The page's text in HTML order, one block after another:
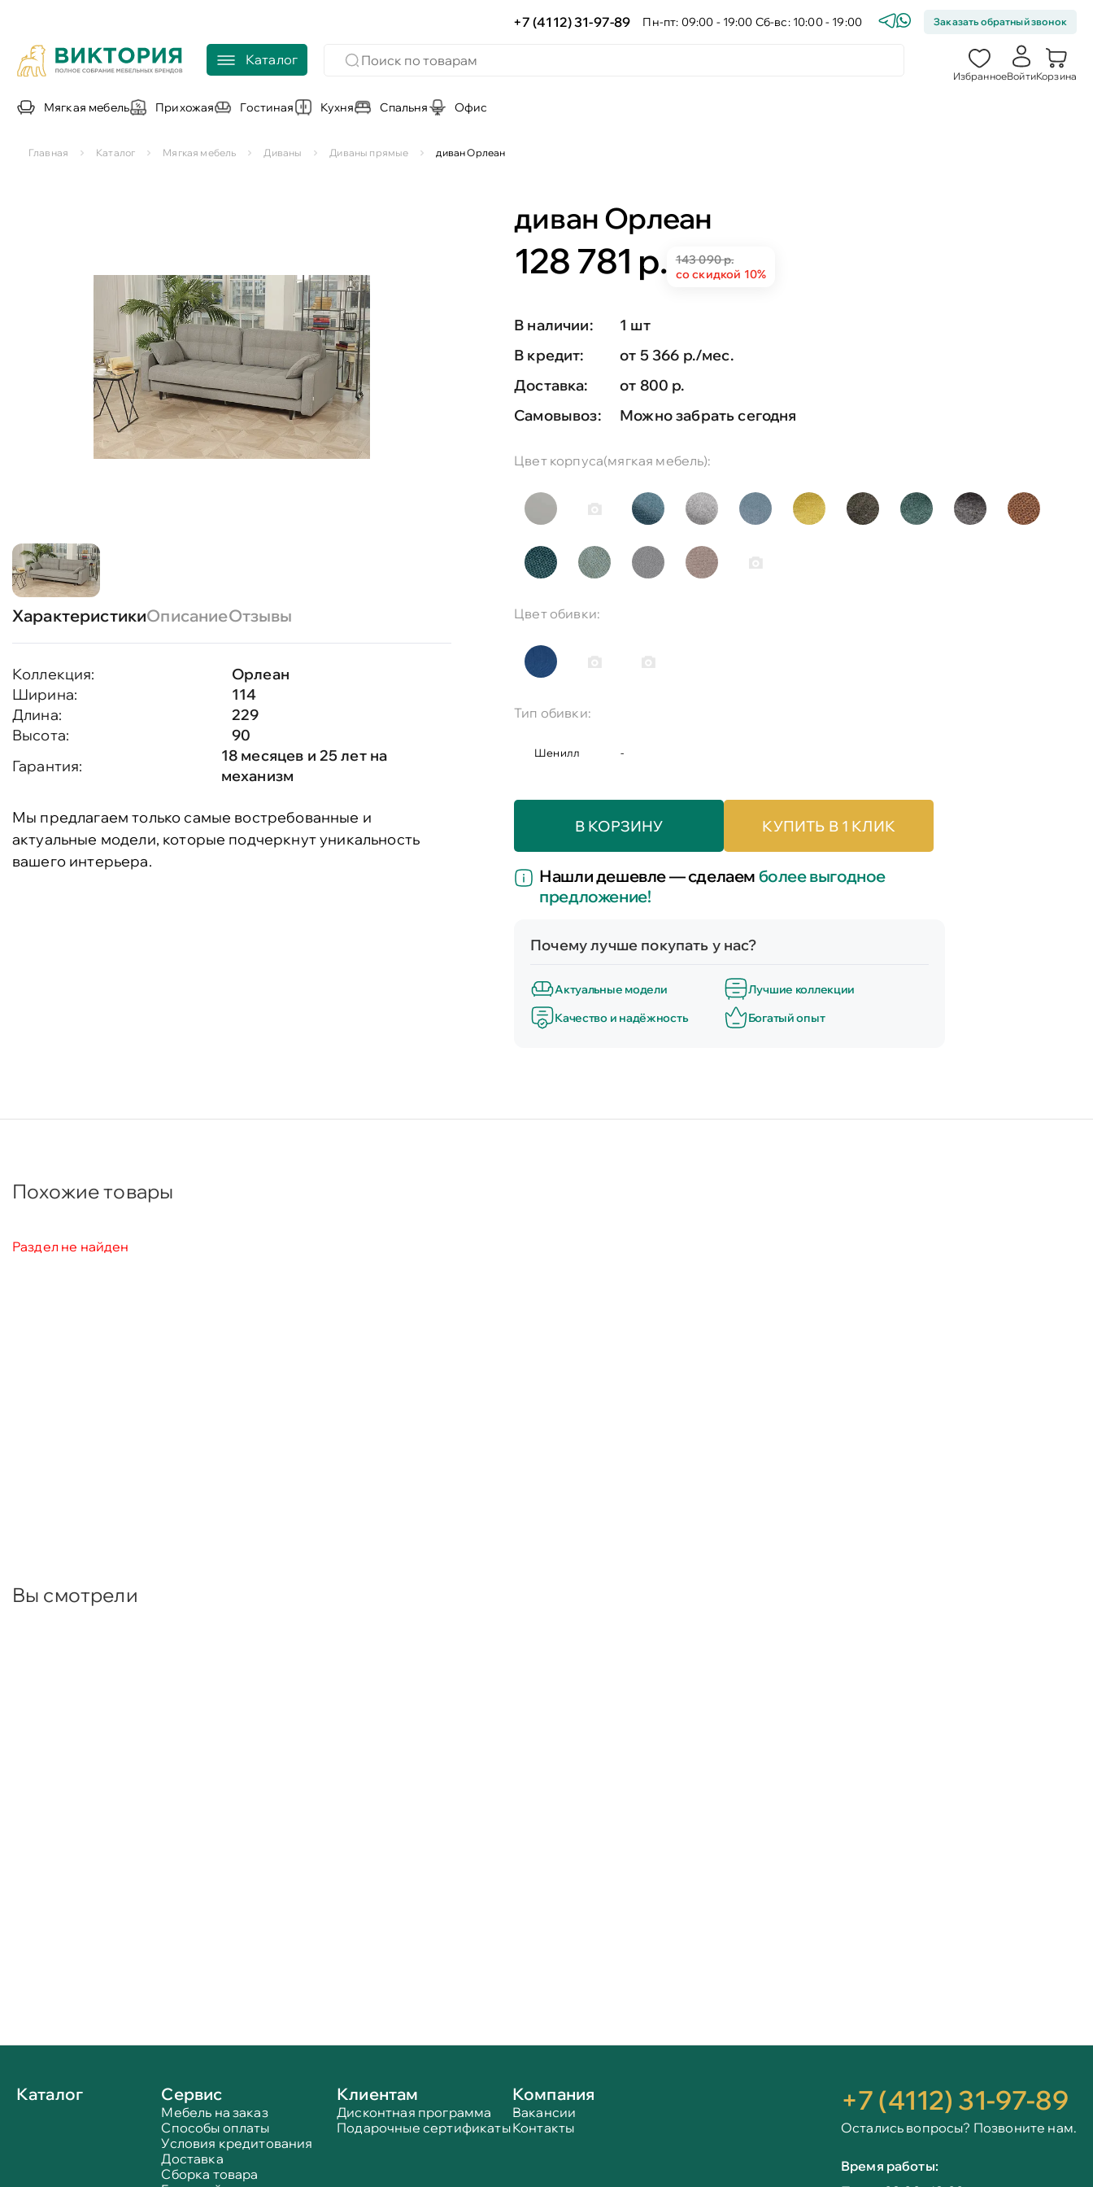
+7 (4112) 31-97-89 Пн-пт: 09:00 - 19:00 Сб-вс: 10:00 - 19:00 Заказать обратный звонок
Каталог
ИзбранноеВойтиКорзина
Мягкая мебель Прихожая Гостиная Кухня Спальня Офис
Главная Каталог Мягкая мебель Диваны Диваны прямые диван Орлеан
ХарактеристикиОписаниеОтзывы
Коллекция:
Орлеан
Ширина:
114
Длина:
229
Высота:
90
Гарантия:
18 месяцев и 25 лет на
механизм
Мы предлагаем только самые востребованные и
актуальные модели, которые подчеркнут уникальность
вашего интерьера.
диван Орлеан
128 781 р.
143 090 р.
со скидкой 10%
В наличии:
1 шт
В кредит:
от 5 366 р./мес.
Доставка:
от 800 р.
Самовывоз:
Можно забрать сегодня
Цвет корпуса(мягкая мебель):
Цвет обивки:
Тип обивки:
Шенилл -
В КОРЗИНУ КУПИТЬ В 1 КЛИК
Нашли дешевле — сделаем более выгодное
предложение!
Почему лучше покупать у нас?
Актуальные модели
Лучшие коллекции
Качество и надёжность
Богатый опыт
Похожие товары
Раздел не найден
Вы смотрели
Каталог Сервис
Мебель на заказ
Способы оплаты
Условия кредитования
Доставка
Сборка товара
Клиентам
Дисконтная программа
Подарочные сертификаты
Компания
Вакансии
Контакты
+7 (4112) 31-97-89
Остались вопросы? Позвоните нам.
Время работы: